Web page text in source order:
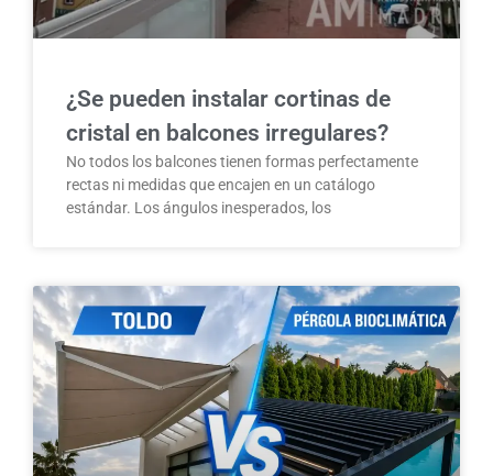
¿Se pueden instalar cortinas de
cristal en balcones irregulares?
No todos los balcones tienen formas perfectamente
rectas ni medidas que encajen en un catálogo
estándar. Los ángulos inesperados, los